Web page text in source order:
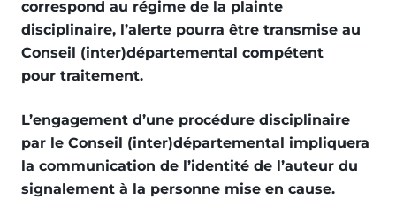
correspond au régime de la plainte
disciplinaire, l’alerte pourra être transmise au
Conseil (inter)départemental compétent
pour traitement.
L’engagement d’une procédure disciplinaire
par le Conseil (inter)départemental impliquera
la communication de l’identité de l’auteur du
signalement à la personne mise en cause.